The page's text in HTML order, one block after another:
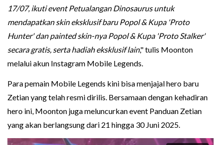
17/07, ikuti event Petualangan Dinosaurus untuk
mendapatkan skin eksklusif baru Popol & Kupa 'Proto
Hunter' dan painted skin-nya Popol & Kupa 'Proto Stalker'
secara gratis, serta hadiah eksklusif lain," tulis Moonton
melalui akun Instagram Mobile Legends.
Para pemain Mobile Legends kini bisa menjajal hero baru
Zetian yang telah resmi dirilis. Bersamaan dengan kehadiran
hero ini, Moonton juga meluncurkan event Panduan Zetian
yang akan berlangsung dari 21 hingga 30 Juni 2025.